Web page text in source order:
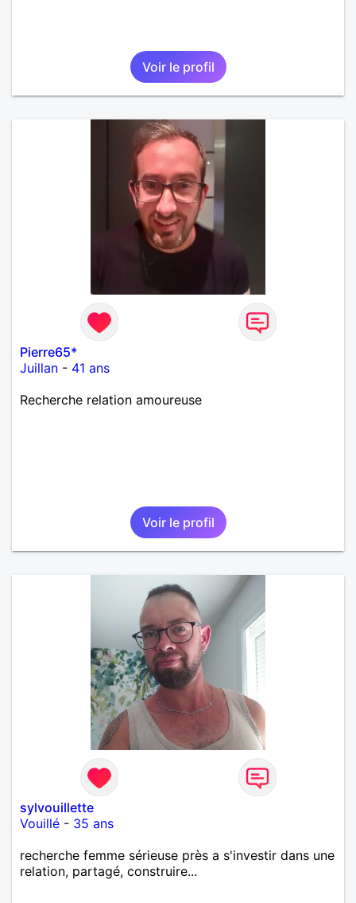
Voir le profil
Pierre65*
Juillan - 41 ans
Recherche relation amoureuse
Voir le profil
sylvouillette
Vouillé - 35 ans
recherche femme sérieuse près a s'investir dans une
relation, partagé, construire...